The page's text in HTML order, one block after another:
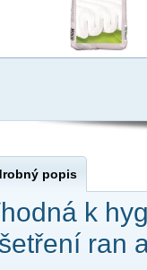
popis
k
ran